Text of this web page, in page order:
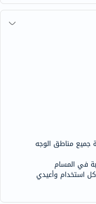
في المسام
استخدام وأعيدي